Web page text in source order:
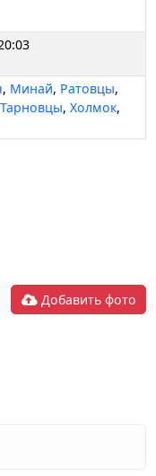
, Минай, Ратовцы,
Тарновцы,Холмок,
Добавить фото